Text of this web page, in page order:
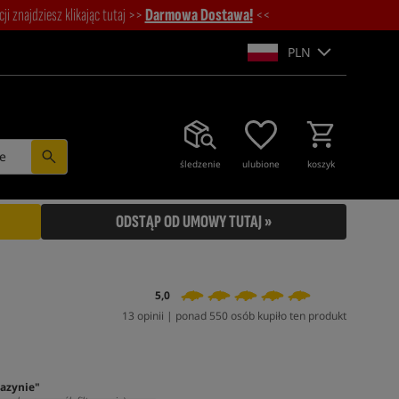
znajdziesz klikając tutaj >>Darmowa Dostawa! <<
PLN
śledzenie ulubione koszyk
ODSTĄP OD UMOWY TUTAJ »
5,0
13 opinii | ponad 550 osób kupiło ten produkt